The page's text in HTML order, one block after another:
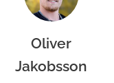
Oliver
Jakobsson